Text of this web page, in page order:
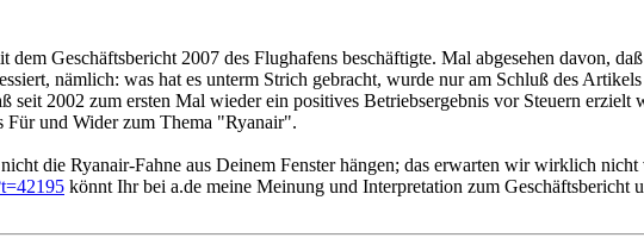
Geschäftsbericht 2007 des Flughafens beschäftigte. Mal abgesehen davon,
nämlich: was hat es unterm Strich gebracht, wurde nur am Schluß des
seit 2002 zum ersten Mal wieder ein positives Betriebsergebnis vor Steuern
Für und Wider zum Thema "Ryanair".
die Ryanair-Fahne aus Deinem Fenster hängen; das erwarten wir wirklich
könnt Ihr bei a.de meine Meinung und Interpretation zum Geschäftsbericht